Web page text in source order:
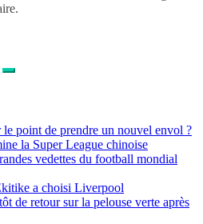
point de prendre un nouvel envol ?
la Super League chinoise
vedettes du football mondial
a choisi Liverpool
de retour sur la pelouse verte après